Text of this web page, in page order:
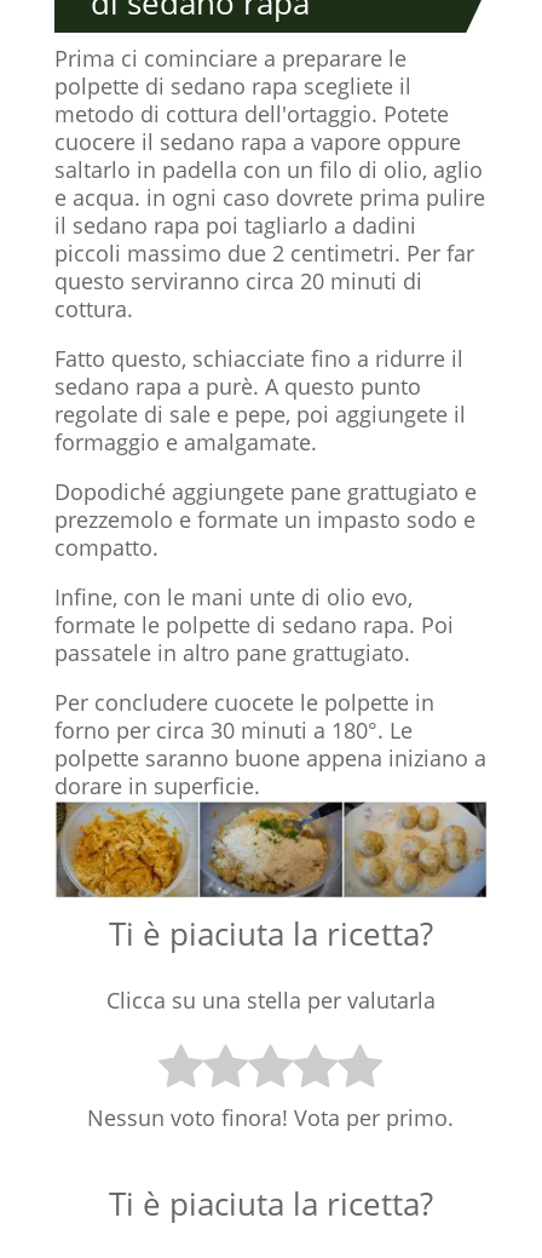
Prima ci cominciare a preparare le
polpette di sedano rapa scegliete il
metodo di cottura dell'ortaggio. Potete
cuocere il sedano rapa a vapore oppure
saltarlo in padella con un filo di olio, aglio
e acqua. in ogni caso dovrete prima pulire
il sedano rapa poi tagliarlo a dadini
piccoli massimo due 2 centimetri. Per far
questo serviranno circa 20 minuti di
cottura.
Fatto questo, schiacciate fino a ridurre il
sedano rapa a purè. A questo punto
regolate di sale e pepe, poi aggiungete il
formaggio e amalgamate.
Dopodiché aggiungete pane grattugiato e
prezzemolo e formate un impasto sodo e
compatto.
Infine, con le mani unte di olio evo,
formate le polpette di sedano rapa. Poi
passatele in altro pane grattugiato.
Per concludere cuocete le polpette in
forno per circa 30 minuti a 180°. Le
polpette saranno buone appena iniziano a
dorare in superficie.
Ti è piaciuta la ricetta?
Clicca su una stella per valutarla
Nessun voto finora! Vota per primo.
Ti è piaciuta la ricetta?